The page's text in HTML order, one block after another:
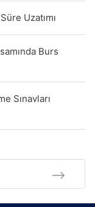
Uzatımı
Burs
Sınavları